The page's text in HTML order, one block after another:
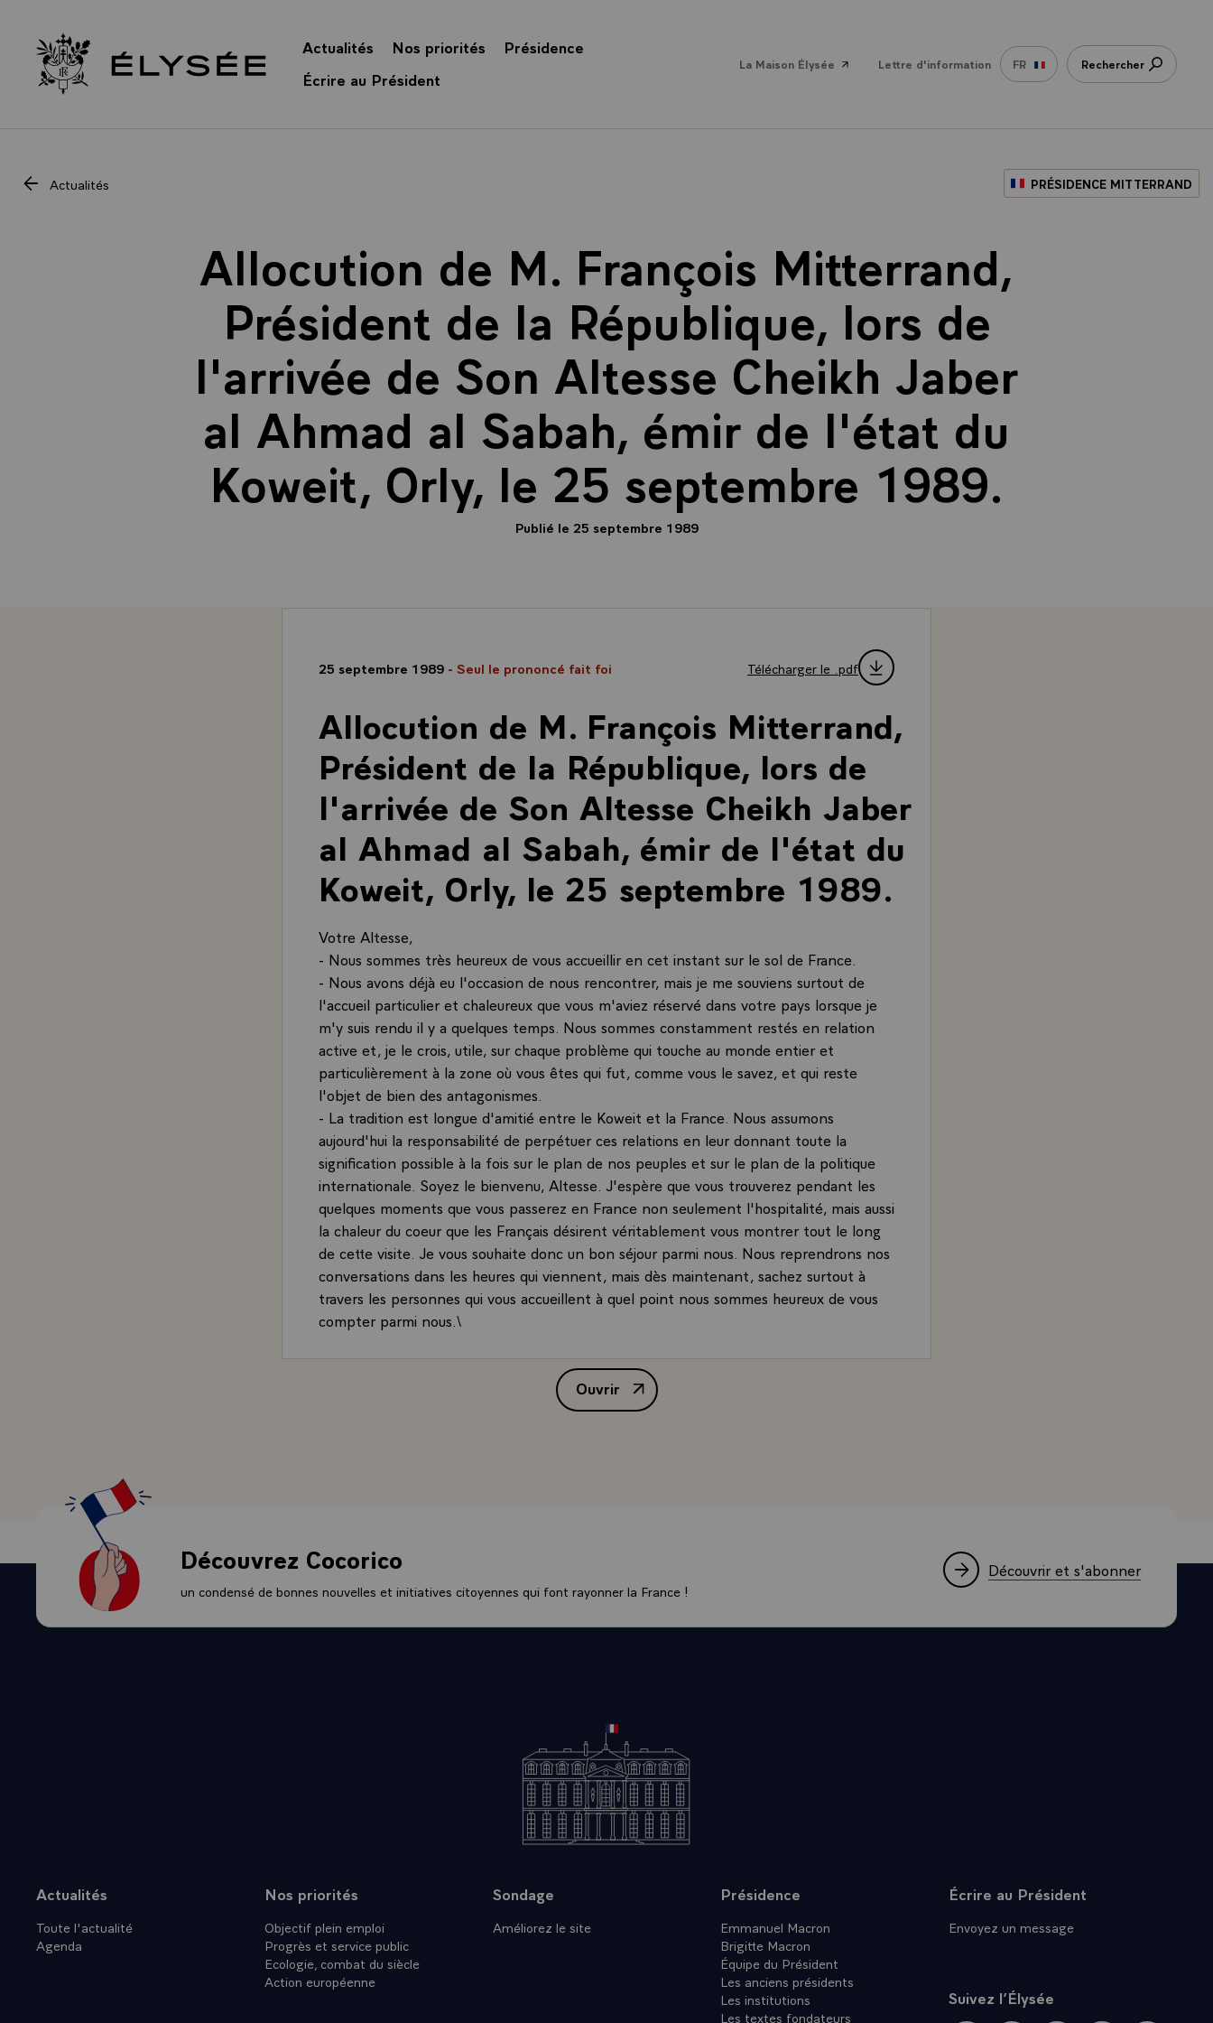
Retour à l’accueil Élysée
Actualités Nos priorités
Présidence
Écrire au Président
La Maison Élysée Lettre d'information FR Rechercher
Actualités PRÉSIDENCE MITTERRAND
Allocution de M. François Mitterrand,
Président de la République, lors de
l'arrivée de Son Altesse Cheikh Jaber
al Ahmad al Sabah, émir de l'état du
Koweit, Orly, le 25 septembre 1989.
Publié le 25 septembre 1989
25 septembre 1989 - Seul le prononcé fait foi Télécharger le .pdf
Allocution de M. François Mitterrand,
Président de la République, lors de
l'arrivée de Son Altesse Cheikh Jaber
al Ahmad al Sabah, émir de l'état du
Koweit, Orly, le 25 septembre 1989.
Votre Altesse,
- Nous sommes très heureux de vous accueillir en cet instant sur le sol de France.
- Nous avons déjà eu l'occasion de nous rencontrer, mais je me souviens surtout de
l'accueil particulier et chaleureux que vous m'aviez réservé dans votre pays lorsque je
m'y suis rendu il y a quelques temps. Nous sommes constamment restés en relation
active et, je le crois, utile, sur chaque problème qui touche au monde entier et
particulièrement à la zone où vous êtes qui fut, comme vous le savez, et qui reste
l'objet de bien des antagonismes.
- La tradition est longue d'amitié entre le Koweit et la France. Nous assumons
aujourd'hui la responsabilité de perpétuer ces relations en leur donnant toute la
signification possible à la fois sur le plan de nos peuples et sur le plan de la politique
internationale. Soyez le bienvenu, Altesse. J'espère que vous trouverez pendant les
quelques moments que vous passerez en France non seulement l'hospitalité, mais aussi
la chaleur du coeur que les Français désirent véritablement vous montrer tout le long
de cette visite. Je vous souhaite donc un bon séjour parmi nous. Nous reprendrons nos
conversations dans les heures qui viennent, mais dès maintenant, sachez surtout à
travers les personnes qui vous accueillent à quel point nous sommes heureux de vous
compter parmi nous.\
Ouvrir
Allocution de M. François Mitterrand, Président de la République, lors de l'arrivée de
Découvrez Cocorico
un condensé de bonnes nouvelles et initiatives citoyennes qui font rayonner la France !
Découvrir et s'abonner
Plan du site
Actualités
Toute l'actualité
Agenda
Nos priorités
Objectif plein emploi
Progrès et service public
Ecologie, combat du siècle
Action européenne
Sondage
Améliorez le site
Présidence
Emmanuel Macron
Brigitte Macron
Équipe du Président
Les anciens présidents
Les institutions
Les textes fondateurs
Écrire au Président
Envoyez un message
Suivez l’Élysée